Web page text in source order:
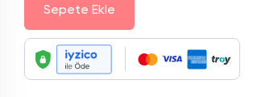
Sepete Ekle